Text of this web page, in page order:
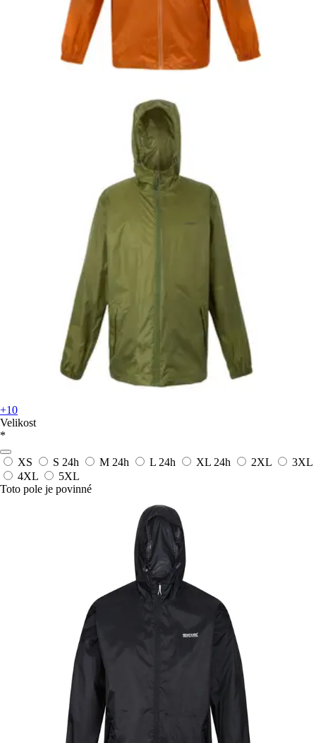
+10
Velikost
*
XS S 24h M 24h L 24h XL 24h 2XL
3XL
4XL
5XL
Toto pole je povinné